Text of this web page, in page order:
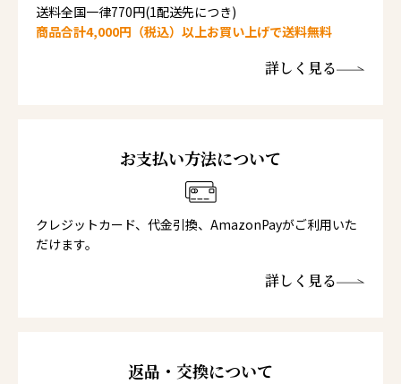
送料全国一律770円(1配送先につき)
商品合計4,000円（税込）以上お買い上げで送料無料
詳しく見る
お支払い方法について
クレジットカード、代金引換、AmazonPayがご利用いた
だけます。
詳しく見る
返品・交換について